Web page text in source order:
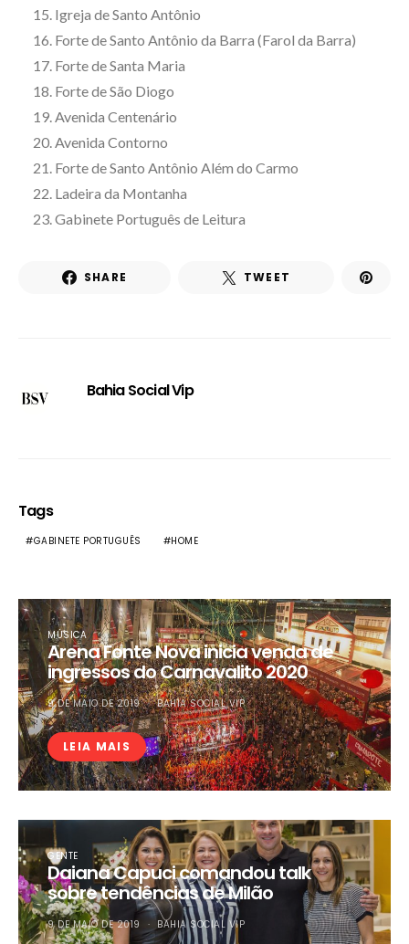
Igreja de Santo Antônio
Forte de Santo Antônio da Barra (Farol da Barra)
Forte de Santa Maria
Forte de São Diogo
Avenida Centenário
Avenida Contorno
Forte de Santo Antônio Além do Carmo
Ladeira da Montanha
Gabinete Português de Leitura
SHARE TWEET
Bahia Social Vip
Tags
GABINETE PORTUGUÊS HOME
MÚSICA
Arena Fonte Nova inicia venda de
ingressos do Carnavalito 2020
9 DE MAIO DE 2019 BAHIA SOCIAL VIP
LEIA MAIS
GENTE
Daiana Capuci comandou talk
sobre tendências de Milão
9 DE MAIO DE 2019 BAHIA SOCIAL VIP